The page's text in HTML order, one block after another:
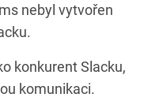
nebyl vytvořen
konkurent Slacku,
komunikaci.